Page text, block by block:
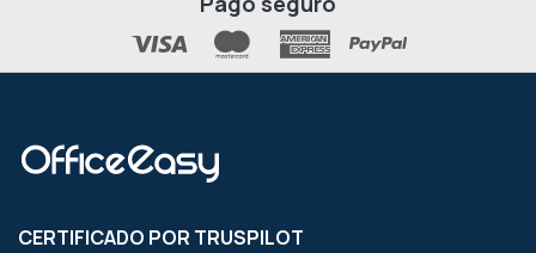
CERTIFICADO POR TRUSPILOT